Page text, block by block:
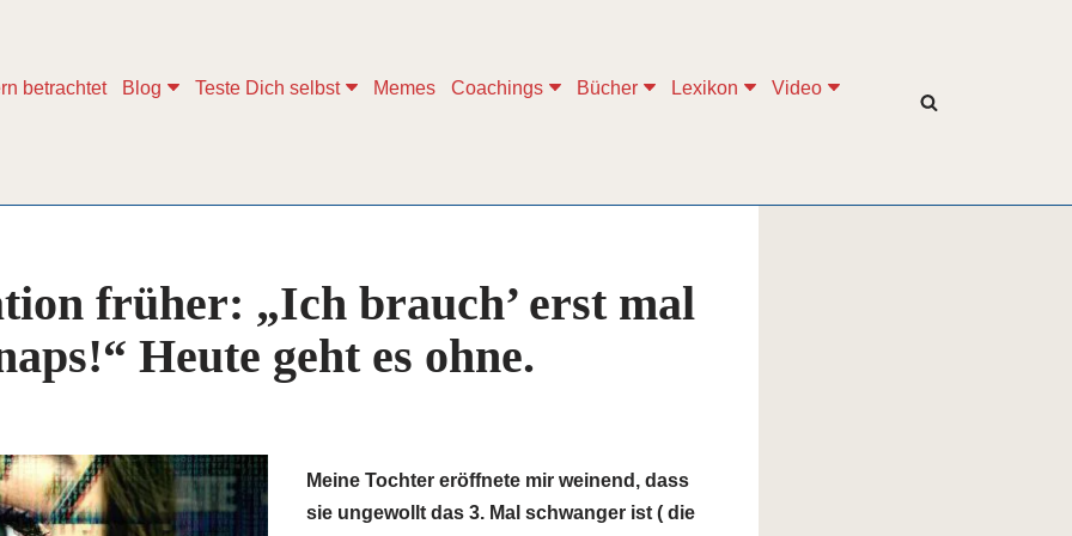
betrachtet Blog Teste Dich selbst Memes Coachings Bücher Lexikon
Video
früher: „Ich brauch’ erst mal
Heute geht es ohne.
Meine Tochter eröffnete mir weinend, dass
sie ungewollt das 3. Mal schwanger ist ( die